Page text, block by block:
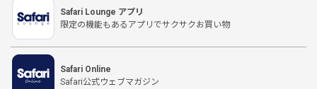
Safari Lounge アプリ
限定の機能もあるアプリでサクサクお買い物
Safari Online
Safari公式ウェブマガジン